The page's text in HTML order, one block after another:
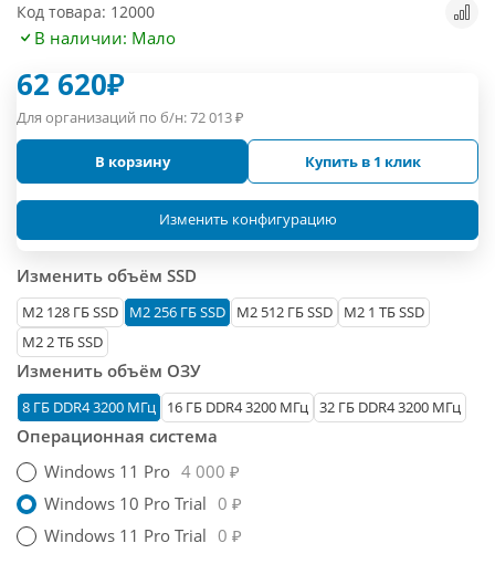
Код товара: 12000
В наличии: Мало
62 620₽
Для организаций по б/н:72 013₽
В корзину Купить в 1 клик
Изменить конфигурацию
Изменить объём SSD
М2 128 ГБ SSD M2 256 ГБ SSD M2 512 ГБ SSD
M2 1 ТБ SSD
M2 2 ТБ SSD
Изменить объём ОЗУ
8 ГБ DDR4 3200 МГц 16 ГБ DDR4 3200 МГц 32 ГБ DDR4 3200 МГц
Операционная система
Windows 11 Pro 4 000 ₽
Windows 10 Pro Trial 0 ₽
Windows 11 Pro Trial 0 ₽